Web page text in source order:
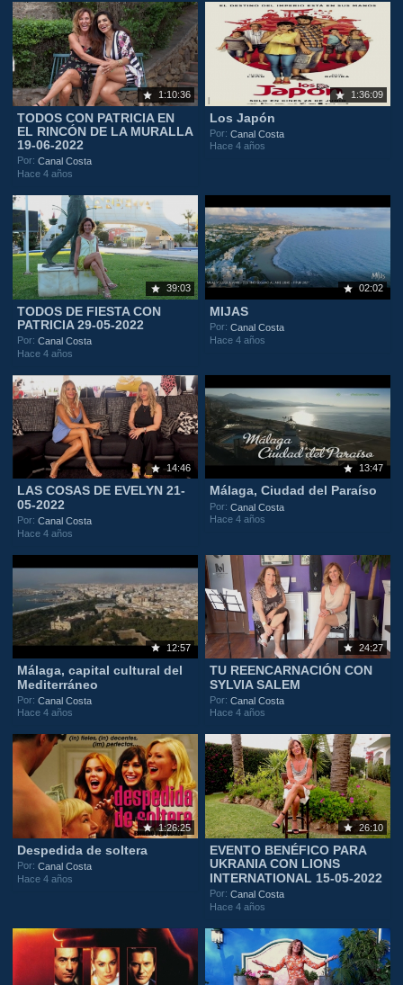
1:10:36
TODOS CON PATRICIA EN
EL RINCÓN DE LA MURALLA
19-06-2022
Por:Canal Costa
Hace 4 años
1:36:09
Los Japón
Por:Canal Costa
Hace 4 años
39:03
TODOS DE FIESTA CON
PATRICIA 29-05-2022
Por:Canal Costa
Hace 4 años
02:02
MIJAS
Por:Canal Costa
Hace 4 años
14:46
LAS COSAS DE EVELYN 21-
05-2022
Por:Canal Costa
Hace 4 años
13:47
Málaga, Ciudad del Paraíso
Por:Canal Costa
Hace 4 años
12:57
Málaga, capital cultural del
Mediterráneo
Por:Canal Costa
Hace 4 años
24:27
TU REENCARNACIÓN CON
SYLVIA SALEM
Por:Canal Costa
Hace 4 años
1:26:25
Despedida de soltera
Por:Canal Costa
Hace 4 años
26:10
EVENTO BENÉFICO PARA
UKRANIA CON LIONS
INTERNATIONAL 15-05-2022
Por:Canal Costa
Hace 4 años